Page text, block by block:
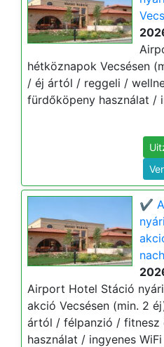
hétköznapok Vecsésen
/ éj ártól / reggeli /
fürdőköpeny használat /
✔️
Airport Hotel Stáció
akció Vecsésen (min. 2
ártól / félpanzió / fitnesz
használat / ingyenes